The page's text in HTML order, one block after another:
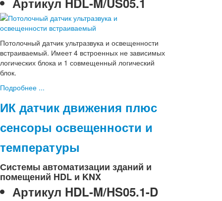
Потолочный датчик ультразвука и освещенности
встраиваемый. Имеет 4 встроенных не зависимых
логических блока и 1 совмещенный логический
блок.
Подробнее ...
ИК датчик движения плюс
сенсоры освещенности и
температуры
Системы автоматизации зданий и
помещений HDL и KNX
Артикул HDL-M/HS05.1-D